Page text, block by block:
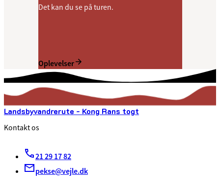
Det kan du se på turen.
Oplevelser
Landsbyvandrerute - Kong Rans togt
Kontakt os
21 29 17 82
pekse@vejle.dk